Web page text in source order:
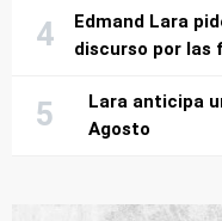
Edmand Lara
discurso por las
Lara anticipa
Agosto